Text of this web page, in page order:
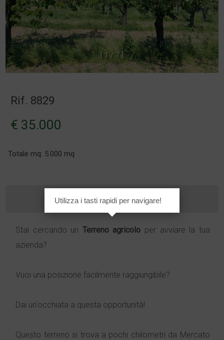
[ 1 / 7 ]
Rif. 8829
€ 35.000
Totale mq: 5.000 mq
Stai cercando un Terreno agricolo per avviare la tua
azienda?
Vuoi una posizione facilmente raggiungibile?
Dai un'occhiata a questa opportunità!
Questo terreno si trova a pochi chilometri da Mercato
Utilizza i tasti rapidi per navigare!